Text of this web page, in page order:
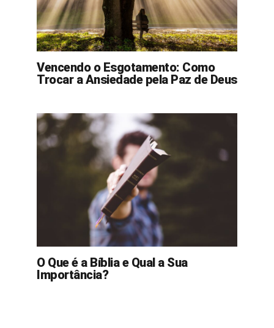
Vencendo o Esgotamento: Como
Trocar a Ansiedade pela Paz de Deus
O Que é a Bíblia e Qual a Sua
Importância?